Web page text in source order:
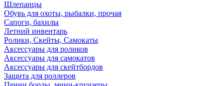
Шлепанцы
Обувь для охоты, рыбалки, прочая
Сапоги, бахилы
Летний инвентарь
Ролики, Скейты, Самокаты
Аксессуары для роликов
Аксессуары для самокатов
Аксессуары для скейтбордов
Защита для роллеров